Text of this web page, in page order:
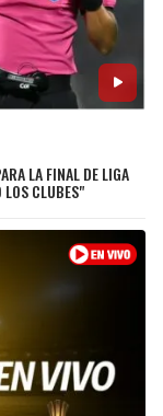
LA FINAL DE LIGA
LOS CLUBES"